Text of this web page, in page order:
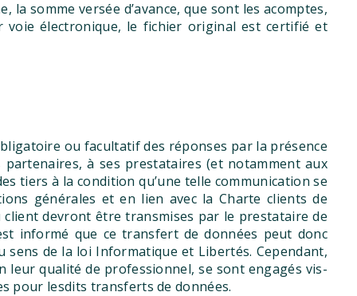
somme versée d’avance, que sont les acomptes,
voie électronique, le fichier original est certifié et
ou facultatif des réponses par la présence
partenaires, à ses prestataires (et notamment aux
tiers à la condition qu’une telle communication se
générales et en lien avec la Charte clients de
devront être transmises par le prestataire de
informé que ce transfert de données peut donc
sens de la loi Informatique et Libertés. Cependant,
leur qualité de professionnel, se sont engagés vis-
pour lesdits transferts de données.